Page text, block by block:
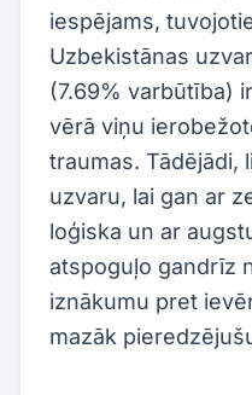
iespējams,
Uzbekistānas
(7.69% varbūtība)
vērā viņu
traumas. Tādējādi,
uzvaru, lai gan ar
loģiska un ar
atspoguļo gandrīz
iznākumu pret
mazāk